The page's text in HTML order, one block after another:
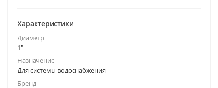
Характеристики
Диаметр
1"
Назначение
Для системы водоснабжения
Бренд